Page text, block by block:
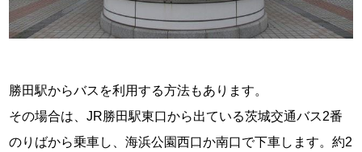
勝田駅からバスを利用する方法もあります。
その場合は、JR勝田駅東口から出ている茨城交通バス2番
のりばから乗車し、海浜公園西口か南口で下車します。約2